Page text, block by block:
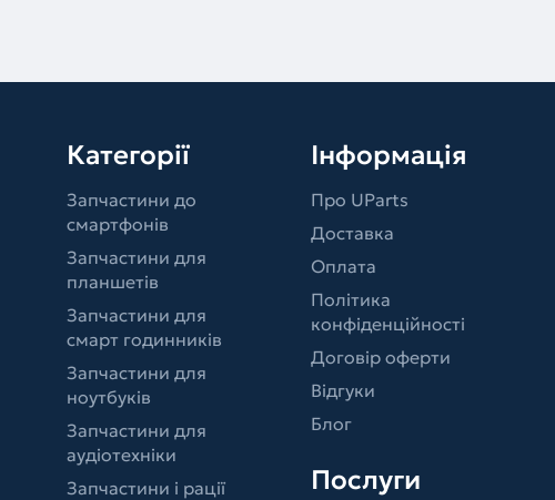
Категорії
Запчастини до
смартфонів
Запчастини для
планшетів
Запчастини для
смарт годинників
Запчастини для
ноутбуків
Запчастини для
аудіотехніки
Запчастини і рації
Інформація
Про UParts
Доставка
Оплата
Політика
конфіденційності
Договір оферти
Відгуки
Блог
Послуги